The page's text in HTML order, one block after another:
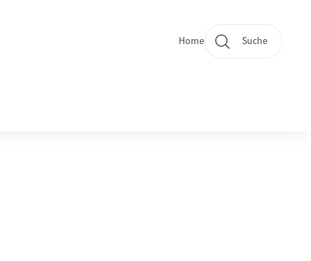
Quicklinks
Home Suche